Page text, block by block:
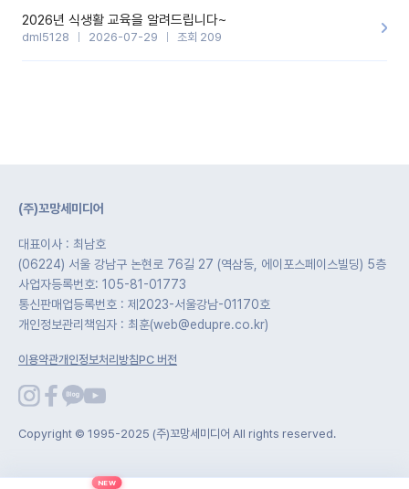
2026년 식생활 교육을 알려드립니다~
dml5128 2026-07-29 조회 209
(주)꼬망세미디어
대표이사 : 최남호
(06224) 서울 강남구 논현로 76길 27 (역삼동, 에이포스페이스빌딩) 5층
사업자등록번호: 105-81-01773
통신판매업등록번호 : 제2023-서울강남-01170호
개인정보관리책임자 : 최훈(web@edupre.co.kr)
이용약관개인정보처리방침PC 버전
Copyright © 1995-2025 (주)꼬망세미디어 All rights reserved.
NEW